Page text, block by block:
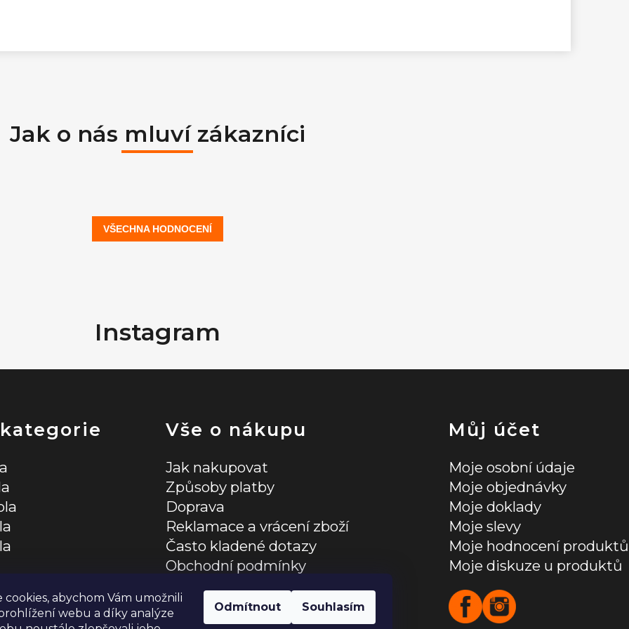
cookies, abychom Vám umožnili
webu a díky analýze
Odmítnout Souhlasím
Jak o nás mluví zákazníci
VŠECHNA HODNOCENÍ
Instagram
Vše o nákupu
Jak nakupovat
Způsoby platby
Doprava
Reklamace a vrácení zboží
Často kladené dotazy
Obchodní podmínky
Můj účet
Moje osobní údaje
Moje objednávky
Moje doklady
Moje slevy
Moje hodnocení produktů
Moje diskuze u produktů